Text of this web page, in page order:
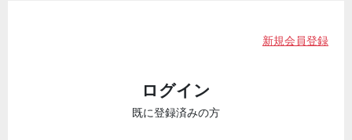
新規会員登録
ログイン
既に登録済みの方